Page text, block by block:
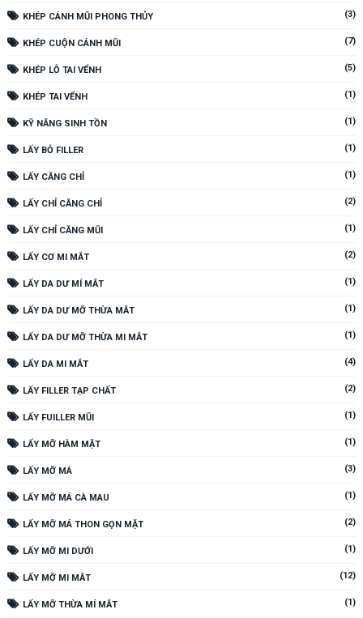
KHÉP CÁNH MŨI PHONG THỦY (3)
KHÉP CUỘN CÁNH MŨI (7)
KHÉP LỖ TAI VỂNH (5)
KHÉP TAI VỂNH (1)
KỸ NĂNG SINH TỒN (1)
LẤY BỎ FILLER (1)
LẤY CĂNG CHỈ (1)
LẤY CHỈ CĂNG CHỈ (2)
LẤY CHỈ CĂNG MŨI (1)
LẤY CƠ MI MẮT (2)
LẤY DA DƯ MÍ MẮT (1)
LẤY DA DƯ MỠ THỪA MẮT (1)
LẤY DA DƯ MỠ THỪA MI MẮT (1)
LẤY DA MI MẮT (4)
LẤY FILLER TẠP CHẤT (2)
LẤY FUILLER MŨI (1)
LẤY MỠ HÀM MẶT (1)
LẤY MỠ MÁ (3)
LẤY MỠ MÁ CÀ MAU (1)
LẤY MỠ MÁ THON GỌN MẶT (2)
LẤY MỠ MI DƯỚI (1)
LẤY MỠ MI MẮT (12)
LẤY MỠ THỪA MÍ MẮT (1)